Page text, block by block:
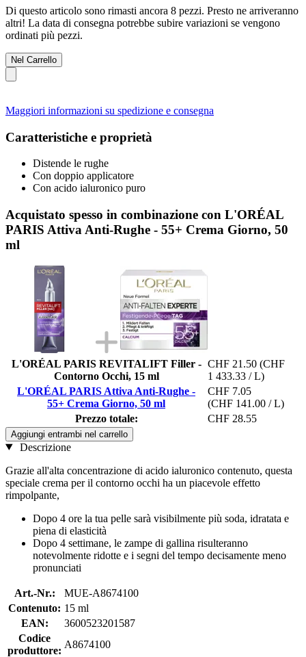
Di questo articolo sono rimasti ancora 8 pezzi. Presto ne arriveranno
altri! La data di consegna potrebbe subire variazioni se vengono
ordinati più pezzi.
Nel Carrello
Maggiori informazioni su spedizione e consegna
Caratteristiche e proprietà
Distende le rughe
Con doppio applicatore
Con acido ialuronico puro
Acquistato spesso in combinazione con L'ORÉAL
PARIS Attiva Anti-Rughe - 55+ Crema Giorno, 50
ml
L'ORÉAL PARIS REVITALIFT Filler -
Contorno Occhi, 15 ml
CHF 21.50 (CHF
1 433.33 / L)
L'ORÉAL PARIS Attiva Anti-Rughe -
55+ Crema Giorno, 50 ml
CHF 7.05
(CHF 141.00 / L)
Prezzo totale:
CHF 28.55
Aggiungi entrambi nel carrello
Descrizione
Grazie all'alta concentrazione di acido ialuronico contenuto, questa
speciale crema per il contorno occhi ha un piacevole effetto
rimpolpante,
Dopo 4 ore la tua pelle sarà visibilmente più soda, idratata e
piena di elasticità
Dopo 4 settimane, le zampe di gallina risulteranno
notevolmente ridotte e i segni del tempo decisamente meno
pronunciati
Art.-Nr.:
MUE-A8674100
Contenuto: 15 ml
EAN:
3600523201587
Codice
produttore:
A8674100